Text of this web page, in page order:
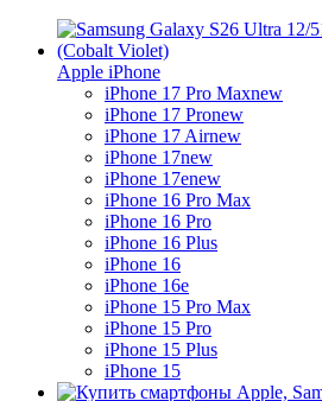
Apple iPhone
iPhone 17 Pro Maxnew
iPhone 17 Pronew
iPhone 17 Airnew
iPhone 17new
iPhone 17enew
iPhone 16 Pro Max
iPhone 16 Pro
iPhone 16 Plus
iPhone 16
iPhone 16e
iPhone 15 Pro Max
iPhone 15 Pro
iPhone 15 Plus
iPhone 15